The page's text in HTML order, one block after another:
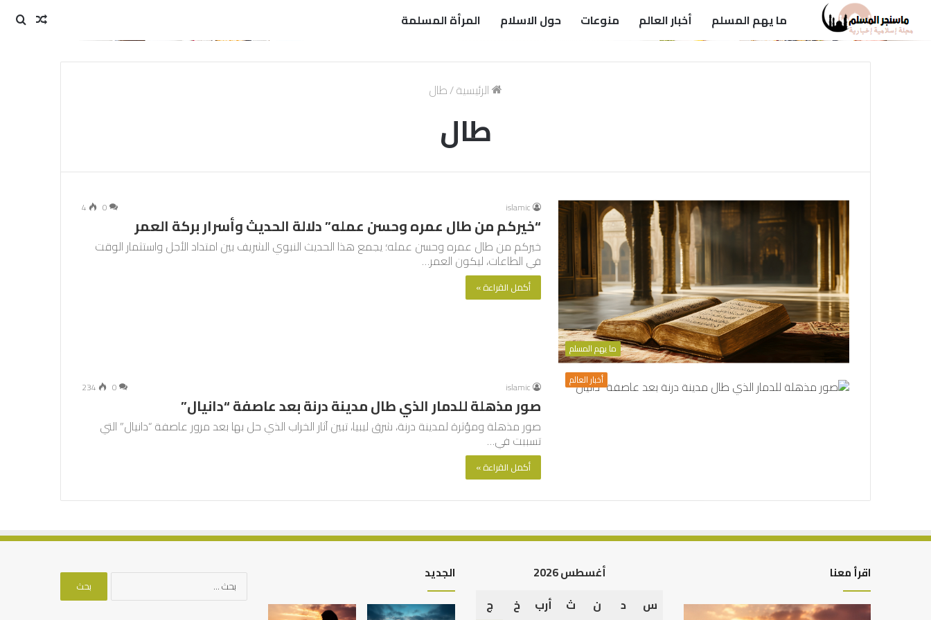
ما يهم المسلم أخبار العالم منوعات حول الاسلام المرأة المسلمة
مقال
الرئيسية/طال
طال
ما يهم المسلم
islamic
0
4
“خيركم من طال عمره وحسن عمله” دلالة الحديث وأسرار بركة العمر
خيركم من طال عمره وحسن عمله؛ يجمع هذا الحديث النبوي الشريف بين امتداد الأجل واستثمار الوقت
في الطاعات، ليكون العمر…
أكمل القراءة »
أخبار العالم islamic
0
234
صور مذهلة للدمار الذي طال مدينة درنة بعد عاصفة “دانيال”
صور مذهلة ومؤثرة لمدينة درنة، شرق ليبيا، تبين آثار الخراب الذي حل بها بعد مرور عاصفة “دانيال” التي
تسببت في…
أكمل القراءة »
اقرأ معنا
كيف أهم العلاقة الرصيد
أغسطس 2026
س
د ن ث أرب خ
ج
الجديد البحث